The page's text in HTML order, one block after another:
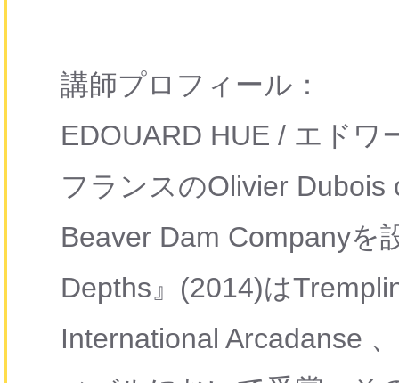
講師プロフィール：
EDOUARD HUE / エドワ
フランスのOlivier
Beaver Dam Companyを
Depths 』(2014)は
International Arcadanse